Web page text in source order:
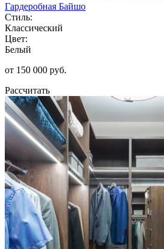
Гардеробная Байшо
Стиль:
Классический
Цвет:
Белый
от 150 000 руб.
Рассчитать